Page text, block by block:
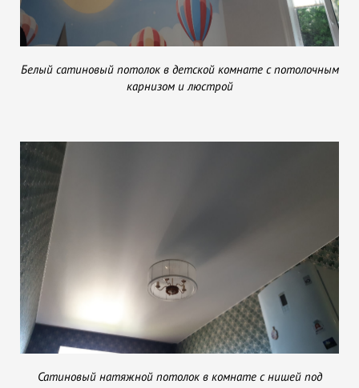
Белый сатиновый потолок в детской комнате с потолочным
карнизом и люстрой
Сатиновый натяжной потолок в комнате с нишей под